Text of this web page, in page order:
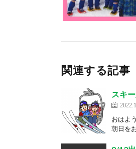
関連する記事
スキ
おはよ
朝日を